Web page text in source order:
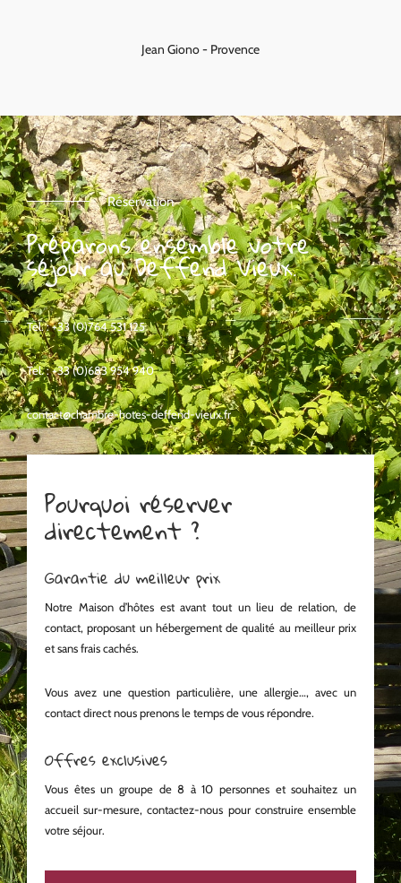
Jean Giono - Provence
Réservation
Préparons ensemble votre
séjour au Deffend Vieux.
Tel. : +33 (0)764 531 125
Tel. : +33 (0)683 954 940
contact@chambre-hotes-deffend-vieux.fr
Pourquoi réserver
directement ?
Garantie du meilleur prix
Notre Maison d’hôtes est avant tout un lieu de relation, de
contact, proposant un hébergement de qualité au meilleur prix
et sans frais cachés.
Vous avez une question particulière, une allergie…, avec un
contact direct nous prenons le temps de vous répondre.
Offres exclusives
Vous êtes un groupe de 8 à 10 personnes et souhaitez un
accueil sur-mesure, contactez-nous pour construire ensemble
votre séjour.